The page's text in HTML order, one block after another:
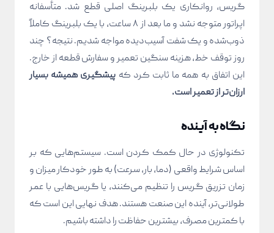
گریس، روانکاری یک بلبرینگ اصلی قطع شد. متأسفانه
اپراتور متوجه نشد و ما بعد از ۸ ساعت، با یک بلبرینگ کاملاً
ذوب‌شده و یک شفت آسیب‌دیده مواجه شدیم. نتیجه؟ چند
روز توقف خط، هزینه سنگین تعمیر و سفارش قطعه از خارج.
این اتفاق به همه ما ثابت کرد که پیشگیری همیشه بسیار
ارزان‌تر از تعمیر است.
نگاه به آینده
تکنولوژی در حال کمک کردن است. سیستم‌هایی که بر
اساس شرایط واقعی (دما، بار، سرعت) به طور خودکار میزان و
زمان تزریق گریس را تنظیم می‌کنند، یا گریس‌هایی با عمر
طولانی‌تر، آینده این صنعت هستند. هدف نهایی این است که
با کمترین مصرف، بیشترین حفاظت را داشته باشیم.